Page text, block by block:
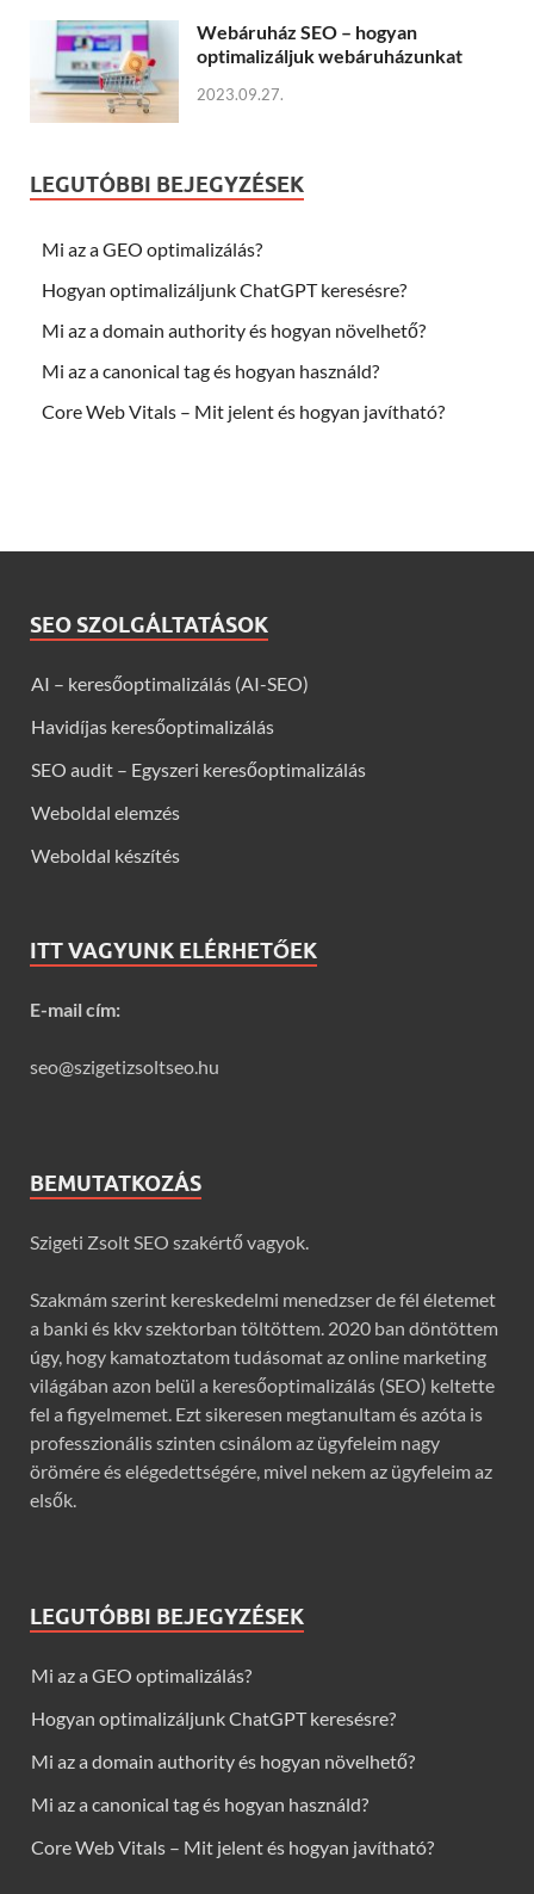
Webáruház SEO – hogyan
optimalizáljuk webáruházunkat
2023.09.27.
LEGUTÓBBI BEJEGYZÉSEK
Mi az a GEO optimalizálás?
Hogyan optimalizáljunk ChatGPT keresésre?
Mi az a domain authority és hogyan növelhető?
Mi az a canonical tag és hogyan használd?
Core Web Vitals – Mit jelent és hogyan javítható?
SEO SZOLGÁLTATÁSOK
AI – keresőoptimalizálás (AI-SEO)
Havidíjas keresőoptimalizálás
SEO audit – Egyszeri keresőoptimalizálás
Weboldal elemzés
Weboldal készítés
ITT VAGYUNK ELÉRHETŐEK
E-mail cím:
seo@szigetizsoltseo.hu
BEMUTATKOZÁS
Szigeti Zsolt SEO szakértő vagyok.
Szakmám szerint kereskedelmi menedzser de fél életemet
a banki és kkv szektorban töltöttem. 2020 ban döntöttem
úgy, hogy kamatoztatom tudásomat az online marketing
világában azon belül a keresőoptimalizálás (SEO) keltette
fel a figyelmemet. Ezt sikeresen megtanultam és azóta is
professzionális szinten csinálom az ügyfeleim nagy
örömére és elégedettségére, mivel nekem az ügyfeleim az
elsők.
LEGUTÓBBI BEJEGYZÉSEK
Mi az a GEO optimalizálás?
Hogyan optimalizáljunk ChatGPT keresésre?
Mi az a domain authority és hogyan növelhető?
Mi az a canonical tag és hogyan használd?
Core Web Vitals – Mit jelent és hogyan javítható?